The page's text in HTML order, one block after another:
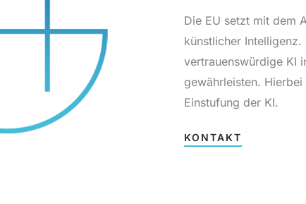
Die EU setzt mit dem
künstlicher
vertrauenswürdige KI
gewährleisten.
Einstufung der KI.
KONTAKT